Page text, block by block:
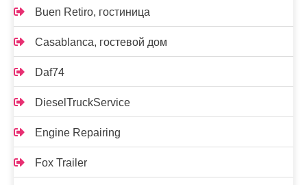
Buen Retiro, гостиница
Casablanca, гостевой дом
Daf74
DieselTruckService
Engine Repairing
Fox Trailer